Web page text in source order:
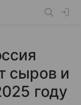
сыров и
году